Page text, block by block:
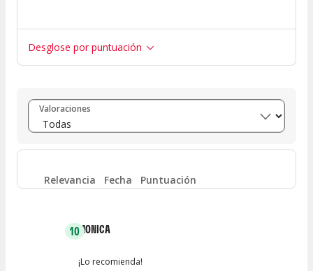
Desglose por puntuación
Entre 8 y 10 (5)
Entre 6 y 8 (0)
Entre 4 y 6 0
Valoraciones
Relevancia Fecha Puntuación
10MONICA
¡Lo recomienda!